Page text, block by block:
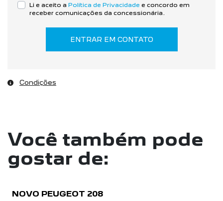
Li e aceito a Política de Privacidade e concordo em
receber comunicações da concessionária.
ENTRAR EM CONTATO
Condições
Você também pode
gostar de:
NOVO PEUGEOT 208